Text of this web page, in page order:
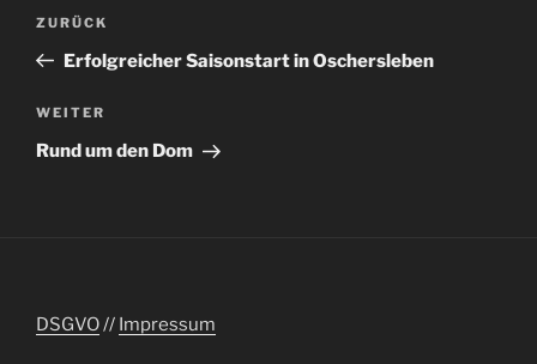
Beitragsnavigation
Vorheriger
Beitrag
ZURÜCK
Erfolgreicher Saisonstart in Oschersleben
Nächster
Beitrag
WEITER
Rund um den Dom
DSGVO// Impressum